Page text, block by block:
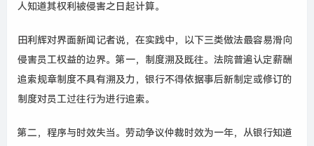
人知道其权利被侵害之日起计算。
田利辉对界面新闻记者说，在实践中，以下三类做法最容易滑向
侵害员工权益的边界。第一，制度溯及既往。法院普遍认定薪酬
追索规章制度不具有溯及力，银行不得依据事后新制定或修订的
制度对员工过往行为进行追索。
第二，程序与时效失当。劳动争议仲裁时效为一年，从银行知道